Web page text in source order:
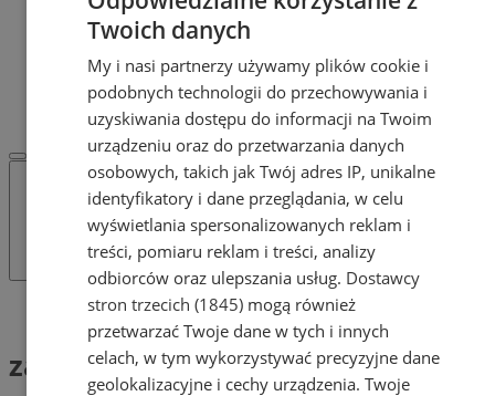
POLECAMY
Protocol IT
Pracuj.pl - praca w Mysłowicach
REKLAMA
WSPÓŁPRACA
Tag: zapisy online
zapisy online (1)
Twoich danych
My i nasi partnerzy używamy plików cookie i
podobnych technologii do przechowywania i
uzyskiwania dostępu do informacji na Twoim
urządzeniu oraz do przetwarzania danych
osobowych, takich jak Twój adres IP, unikalne
identyfikatory i dane przeglądania, w celu
wyświetlania spersonalizowanych reklam i
treści, pomiaru reklam i treści, analizy
odbiorców oraz ulepszania usług. Dostawcy
stron trzecich (1845) mogą również
przetwarzać Twoje dane w tych i innych
celach, w tym wykorzystywać precyzyjne dane
geolokalizacyjne i cechy urządzenia. Twoje